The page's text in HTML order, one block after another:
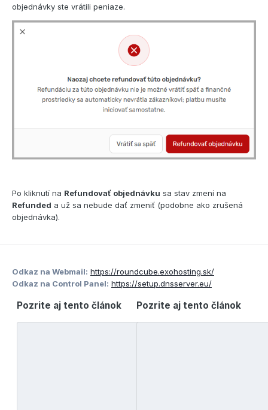
objednávky ste vrátili peniaze.
Po kliknutí na Refundovať objednávku sa stav zmení na
Refunded a už sa nebude dať zmeniť (podobne ako zrušená
objednávka).
Odkaz na Webmail: https://roundcube.exohosting.sk/
Odkaz na Control Panel: https://setup.dnsserver.eu/
Pozrite aj tento článok Pozrite aj tento článok